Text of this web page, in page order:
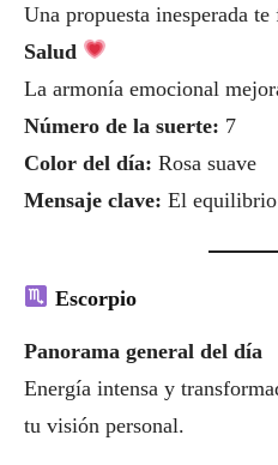
Una propuesta inesperada
Salud
La armonía emocional
Número de la suerte: 7
Color del día: Rosa suave
Mensaje clave: El equilibrio
Escorpio
Panorama general del día
Energía intensa y
tu visión personal.